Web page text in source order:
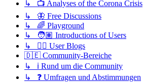
↳ 📺 Analyses of the Corona Crisis
↳ 🦋 Free Discussions
↳ 🌈 Playground
↳ 🧑🏽 Introductions of Users
↳ ✍🏽 User Blogs
🇩🇪 Community-Bereiche
↳ ℹ️ Rund um die Community
↳ ❓ Umfragen und Abstimmungen